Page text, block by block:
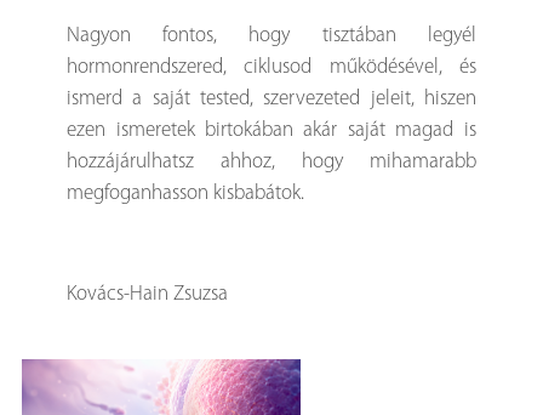
Nagyon fontos, hogy tisztában legyél
hormonrendszered, ciklusod működésével, és
ismerd a saját tested, szervezeted jeleit, hiszen
ezen ismeretek birtokában akár saját magad is
hozzájárulhatsz ahhoz, hogy mihamarabb
megfoganhasson kisbabátok.
Kovács-Hain Zsuzsa